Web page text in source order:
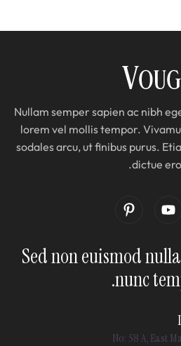
Nullam semper sapien ac nibh
lorem vel mollis tempor.
sodales arcu, ut finibus purus.
dictue
Sed non euismod
nunc
No: 58 A, East